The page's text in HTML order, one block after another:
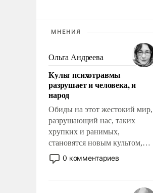
МНЕНИЯ
Ольга Андреева
Культ психотравмы
разрушает и человека, и
народ
Обиды на этот жестокий мир,
разрушающий нас, таких
хрупких и ранимых,
становятся новым культом,
постепенно вытесняя и
отменяя традиционное
мужественным и твердым под
0 комментариев